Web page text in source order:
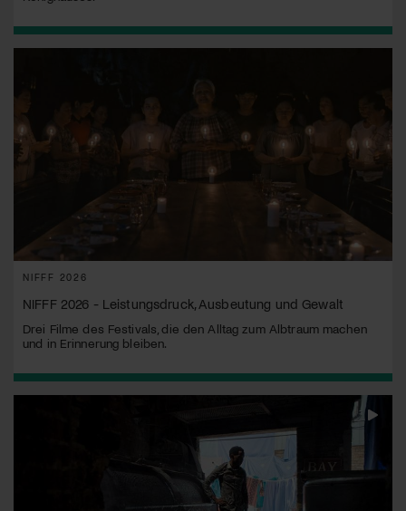
NIFFF 2026
NIFFF 2026 - Leistungsdruck, Ausbeutung und Gewalt
Drei Filme des Festivals, die den Alltag zum Albtraum machen
und in Erinnerung bleiben.